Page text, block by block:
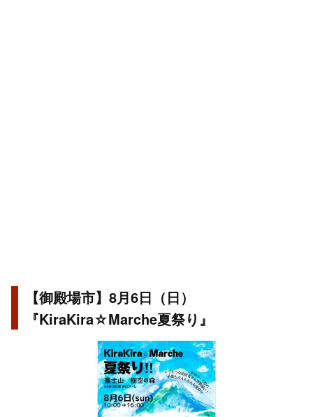
【御殿場市】8月6日（日）
『KiraKira☆Marche夏祭り』